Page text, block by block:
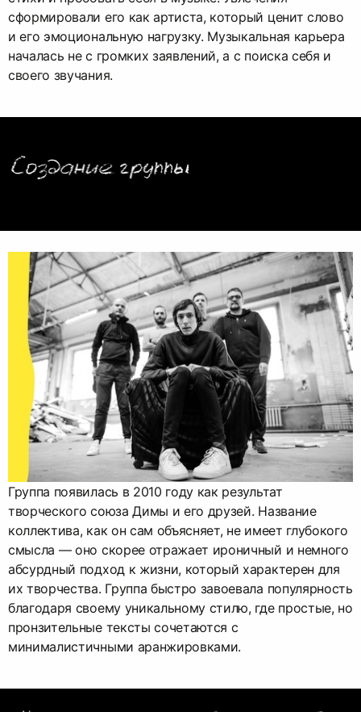
сформировали его как артиста, который ценит слово
и его эмоциональную нагрузку. Музыкальная карьера
началась не с громких заявлений, а с поиска себя и
своего звучания.
Группа появилась в 2010 году как результат
творческого союза Димы и его друзей. Название
коллектива, как он сам объясняет, не имеет глубокого
смысла — оно скорее отражает ироничный и немного
абсурдный подход к жизни, который характерен для
их творчества. Группа быстро завоевала популярность
благодаря своему уникальному стилю, где простые, но
пронзительные тексты сочетаются с
минималистичными аранжировками.